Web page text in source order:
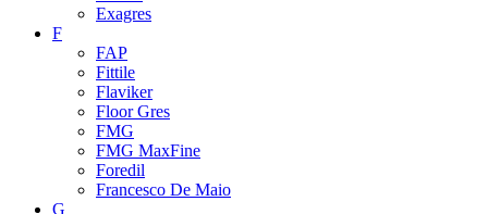
Exagres
F
FAP
Fittile
Flaviker
Floor Gres
FMG
FMG MaxFine
Foredil
Francesco De Maio
G